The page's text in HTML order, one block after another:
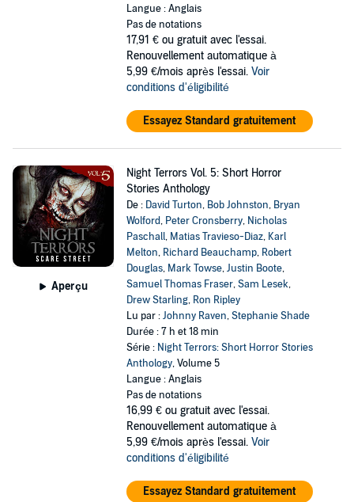
Langue : Anglais
Pas de notations
17,91 € ou gratuit avec l'essai.
Renouvellement automatique à
5,99 €/mois après l'essai. Voir
conditions d'éligibilité
Essayez Standard gratuitement
Aperçu
Night Terrors Vol. 5: Short Horror
Stories Anthology
De : David Turton, Bob Johnston, Bryan
Wolford, Peter Cronsberry, Nicholas
Paschall, Matias Travieso-Diaz, Karl
Melton, Richard Beauchamp, Robert
Douglas, Mark Towse,Justin Boote,
Samuel Thomas Fraser,Sam Lesek,
Drew Starling, Ron Ripley
Lu par :Johnny Raven,Stephanie Shade
Durée : 7 h et 18 min
Série : Night Terrors: Short Horror Stories
Anthology, Volume 5
Langue : Anglais
Pas de notations
16,99 € ou gratuit avec l'essai.
Renouvellement automatique à
5,99 €/mois après l'essai. Voir
conditions d'éligibilité
Essayez Standard gratuitement